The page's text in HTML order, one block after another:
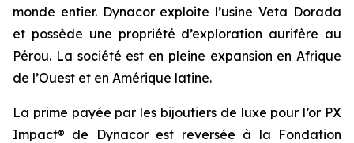
monde entier. Dynacor exploite l’usine Veta Dorada
et possède une propriété d’exploration aurifère au
Pérou. La société est en pleine expansion en Afrique
de l’Ouest et en Amérique latine.
La prime payée par les bijoutiers de luxe pour l’or PX
Impact® de Dynacor est reversée à la Fondation